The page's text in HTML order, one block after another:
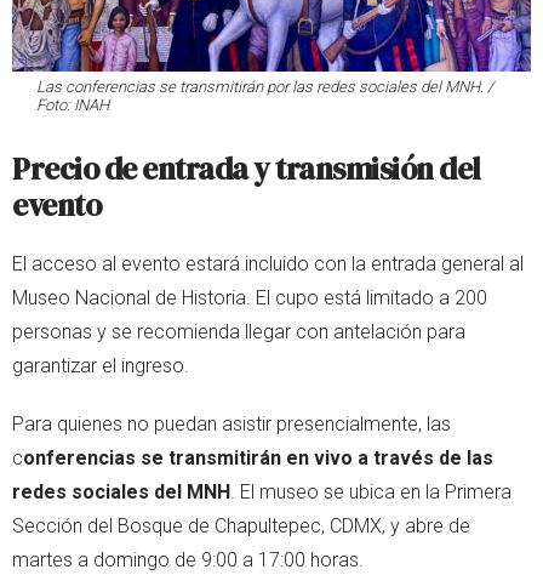
Las conferencias se transmitirán por las redes sociales del MNH. /
Foto: INAH
Precio de entrada y transmisión del
evento
El acceso al evento estará incluido con la entrada general al
Museo Nacional de Historia. El cupo está limitado a 200
personas y se recomienda llegar con antelación para
garantizar el ingreso.
Para quienes no puedan asistir presencialmente, las
conferencias se transmitirán en vivo a través de las
redes sociales del MNH . El museo se ubica en la Primera
Sección del Bosque de Chapultepec, CDMX, y abre de
martes a domingo de 9:00 a 17:00 horas.